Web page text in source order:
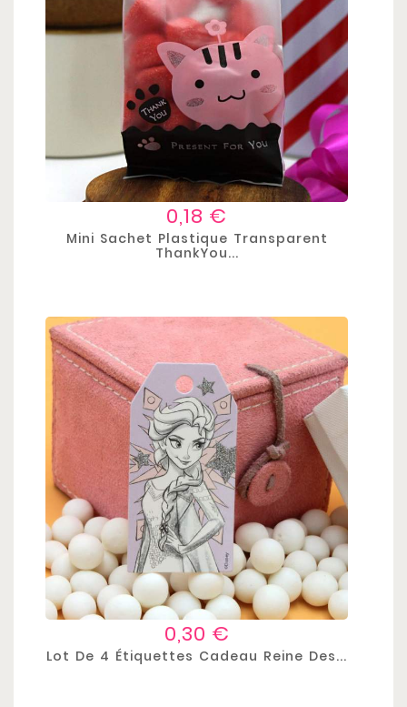
Prix
0,18 €
Mini Sachet Plastique Transparent
ThankYou...
Prix
0,30 €
Lot De 4 Étiquettes Cadeau Reine Des...